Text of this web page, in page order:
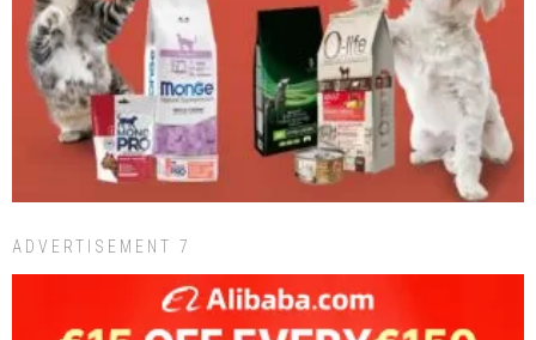
ADVERTISEMENT 7